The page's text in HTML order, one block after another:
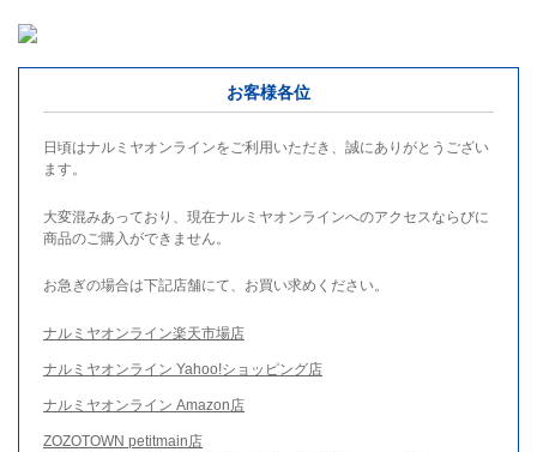
お客様各位
日頃はナルミヤオンラインをご利用いただき、誠にありがとうござい
ます。
大変混みあっており、現在ナルミヤオンラインへのアクセスならびに
商品のご購入ができません。
お急ぎの場合は下記店舗にて、お買い求めください。
ナルミヤオンライン楽天市場店
ナルミヤオンライン Yahoo!ショッピング店
ナルミヤオンライン Amazon店
ZOZOTOWN petitmain店